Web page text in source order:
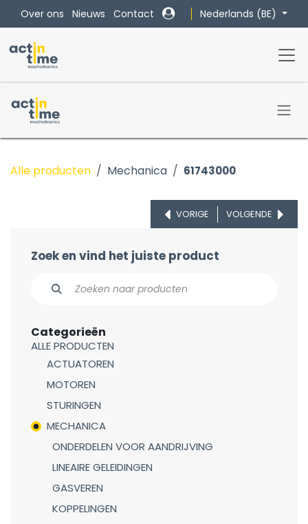
Overslaan naar inhoud
Over ons Nieuws Contact Nederlands (BE)
Alle producten Mechanica 61743000
VORIGE VOLGENDE
Zoek en vind het juiste product
Categorieën
ALLE PRODUCTEN
ACTUATOREN
MOTOREN
STURINGEN
MECHANICA
ONDERDELEN VOOR AANDRIJVING
LINEAIRE GELEIDINGEN
GASVEREN
KOPPELINGEN